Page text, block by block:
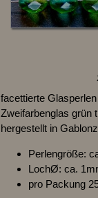
facettierte Glasperlen
Zweifarbenglas grün
hergestellt in
Perlengröße:
LochØ: ca.
pro Packung